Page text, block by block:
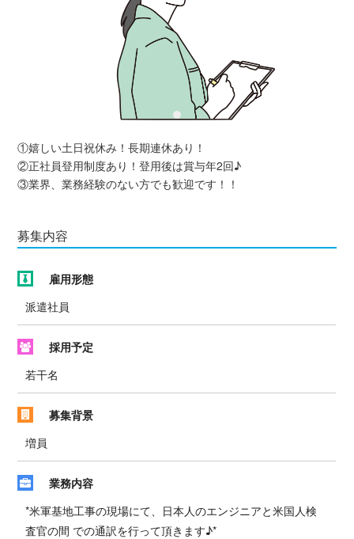
①嬉しい土日祝休み！長期連休あり！
②正社員登用制度あり！登用後は賞与年2回♪
③業界、業務経験のない方でも歓迎です！！
募集内容
雇用形態
派遣社員
採用予定
若干名
募集背景
増員
業務内容
*米軍基地工事の現場にて、日本人のエンジニアと米国人検
査官の間 での通訳を行って頂きます♪*